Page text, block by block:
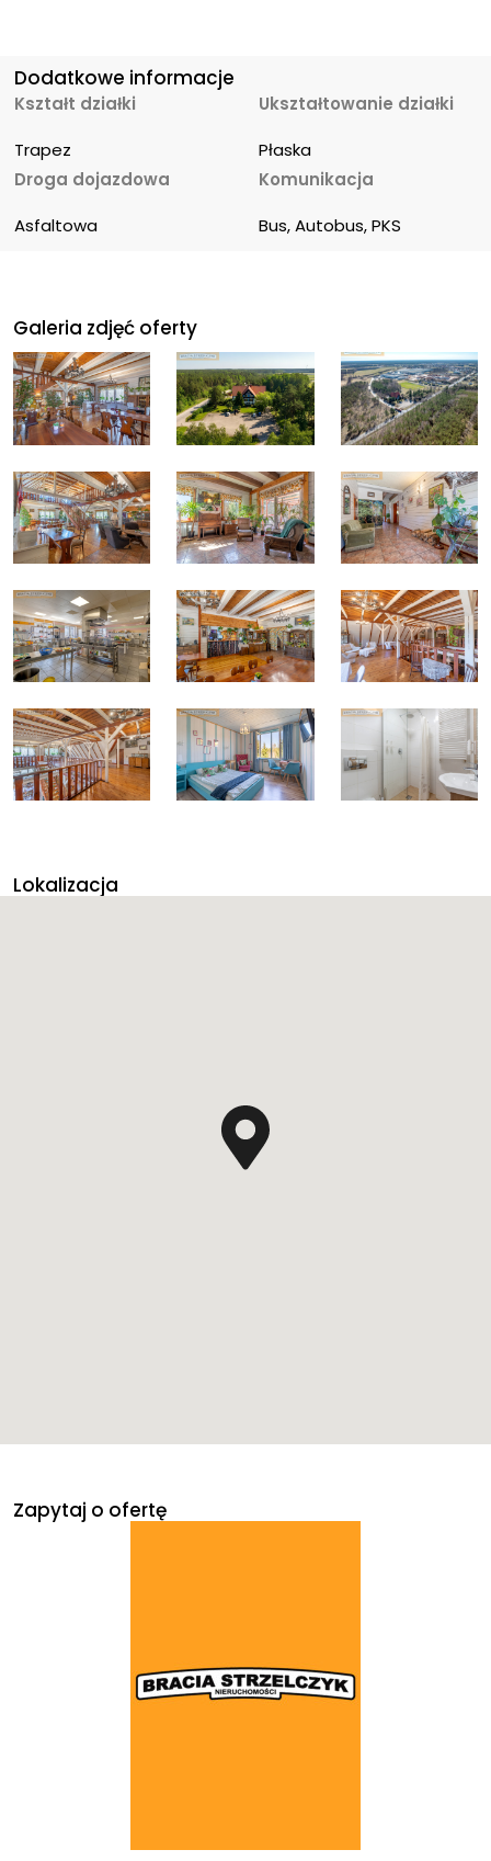
Dodatkowe informacje
Kształt działki
Trapez
Ukształtowanie działki
Płaska
Droga dojazdowa
Asfaltowa
Komunikacja
Bus, Autobus, PKS
Galeria zdjęć oferty
Lokalizacja
Zapytaj o ofertę